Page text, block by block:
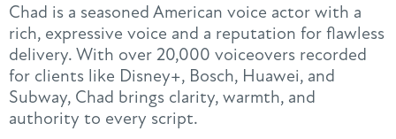
Chad is a seasoned American voice actor with a
rich, expressive voice and a reputation for flawless
delivery. With over 20,000 voiceovers recorded
for clients like Disney+, Bosch, Huawei, and
Subway, Chad brings clarity, warmth, and
authority to every script.